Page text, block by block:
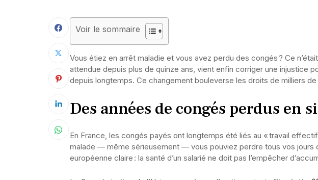
Voir le sommaire
Vous étiez en arrêt maladie et vous avez perdu des congés ? Ce
attendue depuis plus de quinze ans, vient enfin corriger une injustice
depuis longtemps. Ce changement bouleverse les droits de milliers de
Des années de congés perdus en
En France, les congés payés ont longtemps été liés au « travail
malade — même sérieusement — vous pouviez perdre tous vos jours
européenne claire : la santé d’un salarié ne doit pas l’empêcher